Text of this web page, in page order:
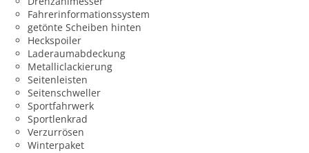
Fahrerinformationssystem
getönte Scheiben hinten
Heckspoiler
Laderaumabdeckung
Metalliclackierung
Seitenleisten
Seitenschweller
Sportfahrwerk
Sportlenkrad
Verzurrösen
Winterpaket